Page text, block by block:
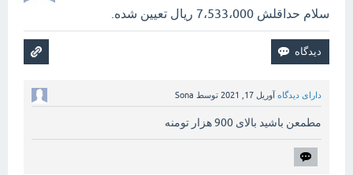
سلام حداقلش 7،533،000 ریال تعیین شده.
دارای دیدگاه آوریل 17, 2021 توسط Sona
مطمعن باشید بالای 900 هزار تومنه